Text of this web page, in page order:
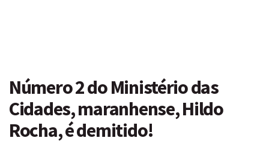
Número 2 do Ministério das
Cidades, maranhense, Hildo
Rocha, é demitido!